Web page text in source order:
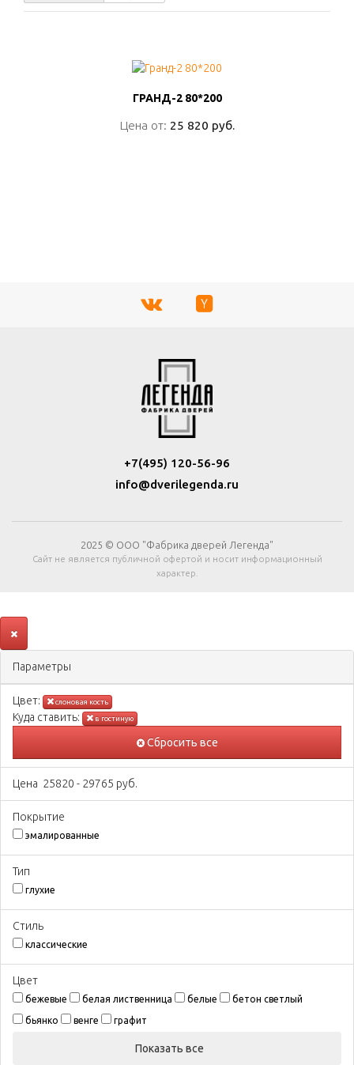
ГРАНД-2 80*200
Цена от: 25 820 руб.
ГРАНД-2 80*200
Цена от: 25 820 руб.
+7(495) 120-56-96
info@dverilegenda.ru
2025 © ООО "Фабрика дверей Легенда"
Сайт не является публичной офертой и носит информационный
характер.
Параметры
Цвeт: слоновая кость
Куда ставить: в гостиную
Сбросить все
Цена 25820 - 29765 руб.
Покрытиe
эмалированные
Тип
глухие
Стиль
классические
Цвeт
бежевые белая лиственница белые бетон светлый
бьянко венге графит
Показать все